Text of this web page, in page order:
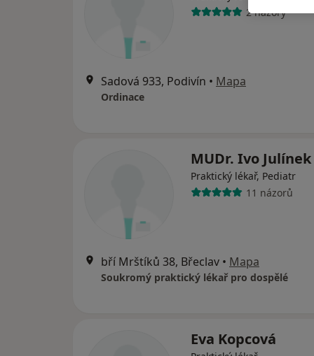
2 názory
Sadová 933, Podivín • Mapa
Ordinace
MUDr. Ivo Julínek
Praktický lékař, Pediatr
11 názorů
bří Mrštíků 38, Břeclav • Mapa
Soukromý praktický lékař pro dospělé
Eva Kopcová